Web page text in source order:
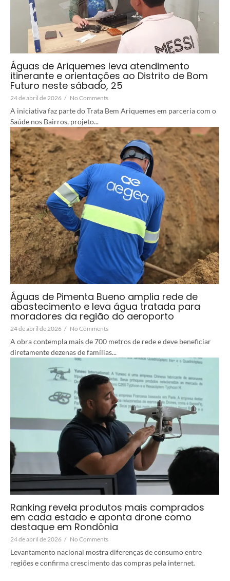
Águas de Ariquemes leva atendimento
itinerante e orientações ao Distrito de Bom
Futuro neste sábado, 25
24 de abril de 2026 / No Comments
A iniciativa faz parte do Trata Bem Ariquemes em parceria com o
Saúde nos Bairros, projeto...
Águas de Pimenta Bueno amplia rede de
abastecimento e leva água tratada para
moradores da região do aeroporto
24 de abril de 2026 / No Comments
A obra contempla mais de 700 metros de rede e deve beneficiar
diretamente dezenas de famílias...
Ranking revela produtos mais comprados
em cada estado e aponta drone como
destaque em Rondônia
24 de abril de 2026 / No Comments
Levantamento nacional mostra diferenças de consumo entre
regiões e confirma crescimento das compras pela internet.